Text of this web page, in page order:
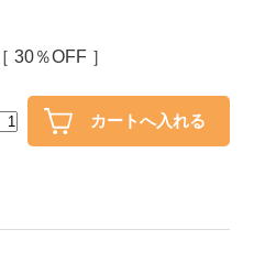
中皿・取皿
付出皿
［ 30％OFF ］